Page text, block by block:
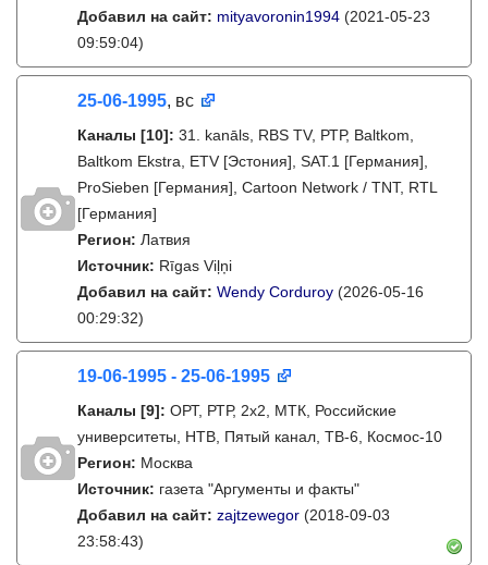
Добавил на сайт: mityavoronin1994 (2021-05-23
09:59:04)
25-06-1995, вс
Каналы [10]: 31. kanāls, RBS TV, РТР, Baltkom,
Baltkom Ekstra, ETV [Эстония], SAT.1 [Германия],
ProSieben [Германия], Cartoon Network / TNT, RTL
[Германия]
Регион: Латвия
Источник: Rīgas Viļņi
Добавил на сайт: Wendy Corduroy (2026-05-16
00:29:32)
19-06-1995 - 25-06-1995
Каналы [9]: ОРТ, РТР, 2х2, МТК, Российские
университеты, НТВ, Пятый канал, ТВ-6, Космос-10
Регион: Москва
Источник: газета "Аргументы и факты"
Добавил на сайт: zajtzewegor (2018-09-03
23:58:43)